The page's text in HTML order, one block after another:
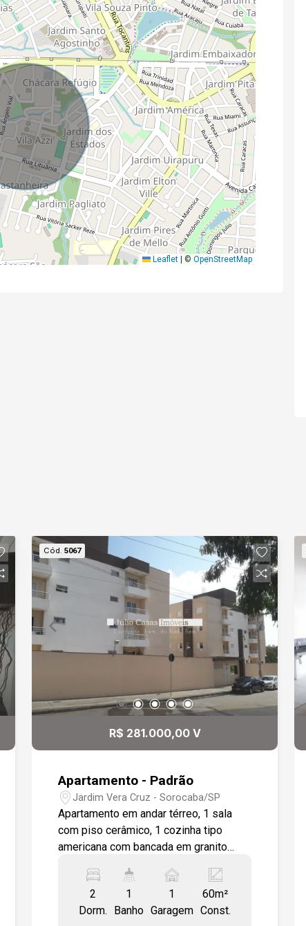
Leaflet © OpenStreetMap
Cód. 5067
R$ 281.000,00 V
Apartamento - Padrão
Jardim Vera Cruz - Sorocaba/SP
Apartamento em andar térreo, 1 sala
com piso cerâmico, 1 cozinha tipo
americana com bancada em granito
cerâmico. Banheiro com revestimento
até o teto, bancada em granito natural,
gabinete, box em vidro temperado. Área
2
Dorm.
1
Banho
1
Garagem
60m²
Const.